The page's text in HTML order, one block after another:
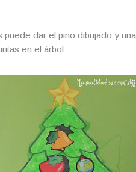
dar el pino dibujado y
en el árbol